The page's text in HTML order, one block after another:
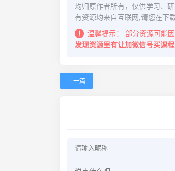
均归原作者所有，仅供学习、
有资源均来自互联网,请您在下
温馨提示：
部分资源可能
发现资源里有让加微信号买课
上一篇